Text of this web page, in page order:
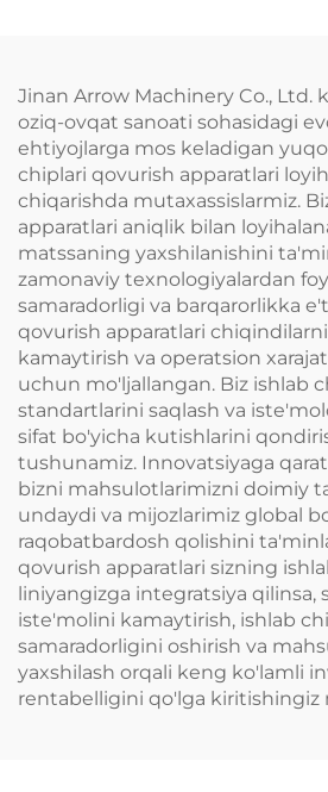
Jinan Arrow Machinery Co., Ltd.
oziq-ovqat sanoati sohasidagi
ehtiyojlarga mos keladigan
chiplari qovurish apparatlari
chiqarishda mutaxassislarmiz.
apparatlari aniqlik bilan
matssaning yaxshilanishini
zamonaviy texnologiyalardan
samaradorligi va barqarorlikka
qovurish apparatlari
kamaytirish va operatsion
uchun mo'ljallangan. Biz ishlab
standartlarini saqlash va
sifat bo'yicha kutishlarini
tushunamiz. Innovatsiyaga
bizni mahsulotlarimizni doimiy
undaydi va mijozlarimiz global
raqobatbardosh qolishini
qovurish apparatlari sizning
liniyangizga integratsiya qilinsa,
iste'molini kamaytirish, ishlab
samaradorligini oshirish va
yaxshilash orqali keng ko'lamli
rentabelligini qo'lga kiritishingiz